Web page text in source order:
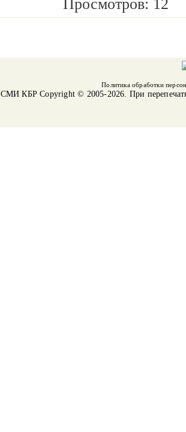
Просмотров: 12
Политика обработки
СМИ КБРCopyright © 2005-2026. При